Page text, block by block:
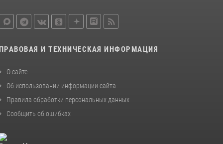
В Росгвардии прошла военно-научная
конференция по обобщению боевого опыта
ПРАВОВАЯ И ТЕХНИЧЕСКАЯ ИНФОРМАЦИЯ
О сайте
Об использовании информации сайта
Правила обработки персональных данных
Сообщить об ошибках